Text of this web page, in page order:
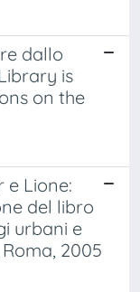
dallo
is
on the
e Lione:
del libro
urbani e
2005